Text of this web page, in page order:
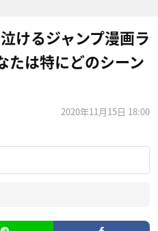
けるジャンプ漫画ラ
たは特にどのシーン
2020年11月15日 18:00